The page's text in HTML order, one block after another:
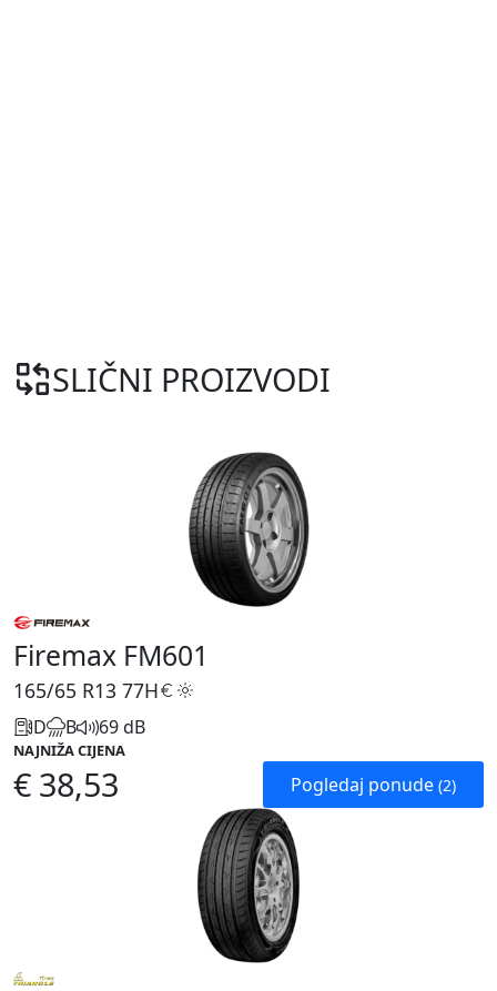
SLIČNI PROIZVODI
Firemax FM601
165/65 R13 77H
D B 69 dB
NAJNIŽA CIJENA
€ 38,53 Pogledaj ponude (2)